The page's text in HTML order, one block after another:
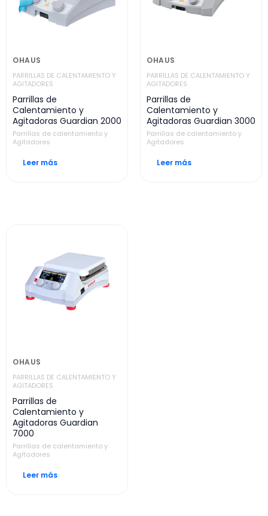
OHAUS
PARRILLAS DE CALENTAMIENTO Y
AGITADORES
Parrillas de
Calentamiento y
Agitadoras Guardian 2000
Parrillas de calentamiento y
Agitadores
Leer más
OHAUS
PARRILLAS DE CALENTAMIENTO Y
AGITADORES
Parrillas de
Calentamiento y
Agitadoras Guardian 3000
Parrillas de calentamiento y
Agitadores
Leer más
OHAUS
PARRILLAS DE CALENTAMIENTO Y
AGITADORES
Parrillas de
Calentamiento y
Agitadoras Guardian
7000
Parrillas de calentamiento y
Agitadores
Leer más